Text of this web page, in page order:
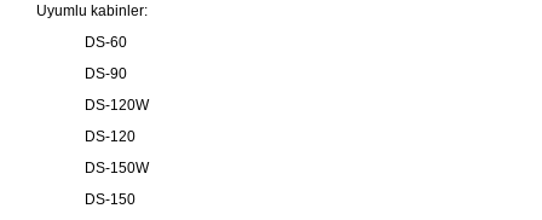
Uyumlu kabinler:
DS-60
DS-90
DS-120W
DS-120
DS-150W
DS-150